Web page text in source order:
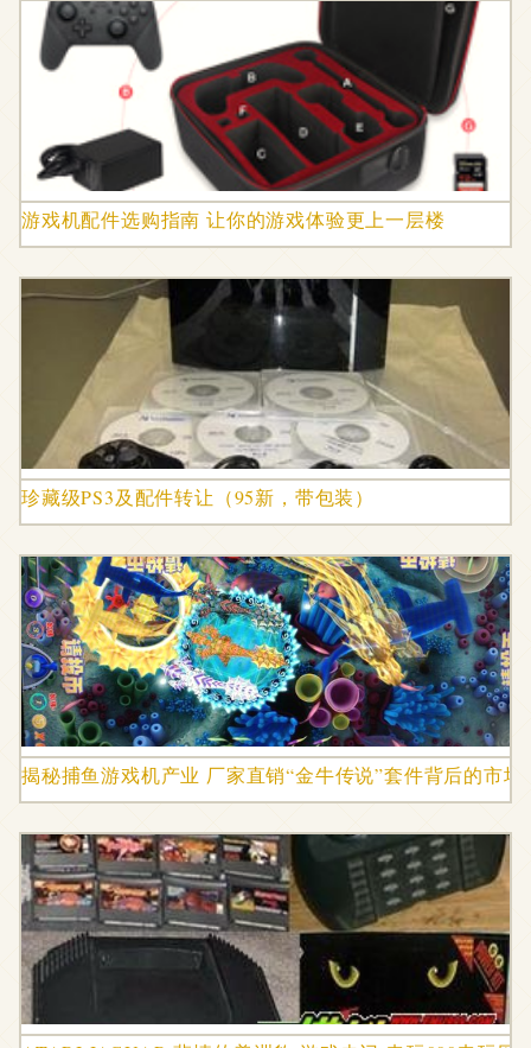
游戏机配件选购指南 让你的游戏体验更上一层楼
珍藏级PS3及配件转让（95新，带包装）
揭秘捕鱼游戏机产业 厂家直销“金牛传说”套件背后的市场